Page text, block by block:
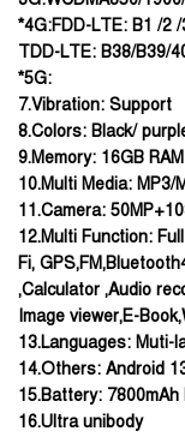
*4G:FDD-LTE: B1 /2
TDD-LTE: B38/B39/
*5G:
7.Vibration: Support
8.Colors: Black/
9.Memory: 16GB
10.Multi Media: MP3/
11.Camera:
12.Multi Function:
Fi,
,Calculator ,Audio
Image viewer,E-
13.Languages: Muti-
14.Others: Android
15.Battery:
16.Ultra unibody